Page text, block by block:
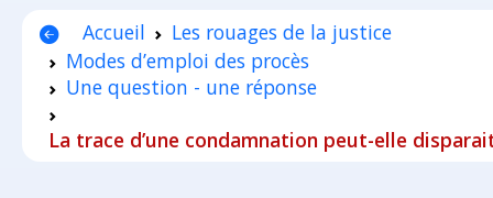
Accueil
Les rouages de la justice
Modes d’emploi des procès
Une question - une réponse
La trace d’une condamnation peut-elle